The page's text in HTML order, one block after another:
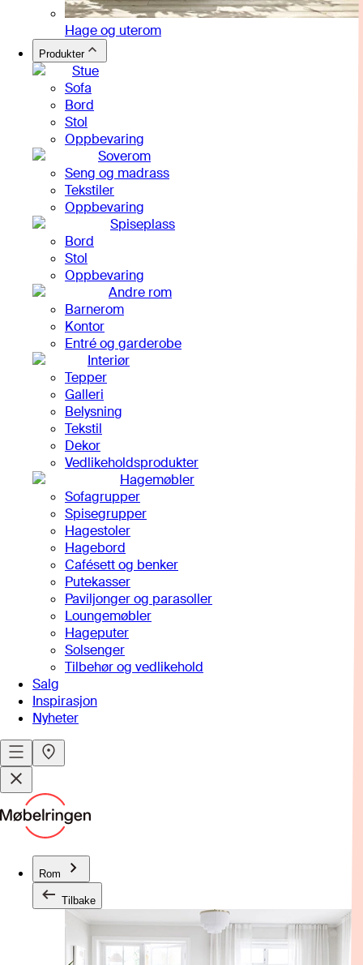
Hage og uterom
Produkter
Stue
Sofa
Bord
Stol
Oppbevaring
Soverom
Seng og madrass
Tekstiler
Oppbevaring
Spiseplass
Bord
Stol
Oppbevaring
Andre rom
Barnerom
Kontor
Entré og garderobe
Interiør
Tepper
Galleri
Belysning
Tekstil
Dekor
Vedlikeholdsprodukter
Hagemøbler
Sofagrupper
Spisegrupper
Hagestoler
Hagebord
Cafésett og benker
Putekasser
Paviljonger og parasoller
Loungemøbler
Hageputer
Solsenger
Tilbehør og vedlikehold
Salg
Inspirasjon
Nyheter
Rom
Tilbake